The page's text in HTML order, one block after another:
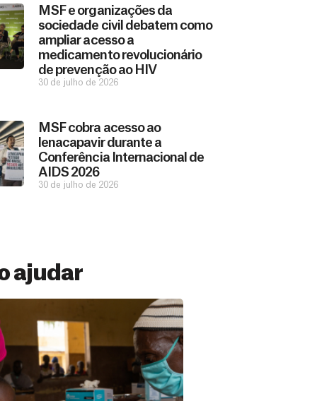
MSF e organizações da
sociedade civil debatem como
ampliar acesso a
medicamento revolucionário
de prevenção ao HIV
30 de julho de 2026
MSF cobra acesso ao
lenacapavir durante a
Conferência Internacional de
AIDS 2026
30 de julho de 2026
ajudar